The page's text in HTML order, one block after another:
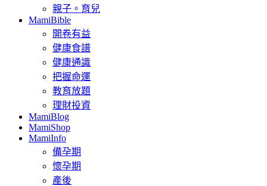
親子。育兒
MamiBible
開卷有益
健康食譜
健康通識
把握命運
教育放題
理財投資
MamiBlog
MamiShop
MamiInfo
備孕期
懷孕期
產後